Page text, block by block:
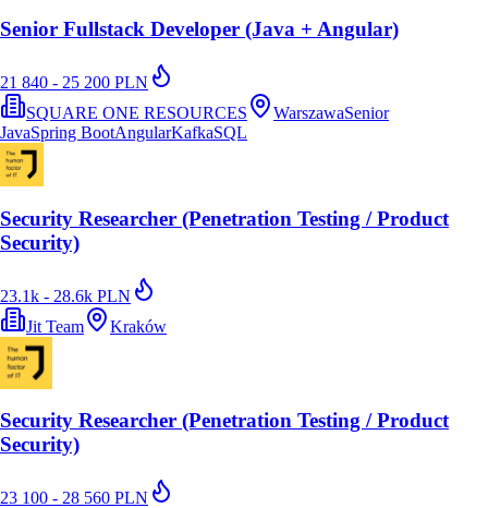
Senior Fullstack Developer (Java + Angular)
21 840 - 25 200 PLN
SQUARE ONE RESOURCES
WarszawaSenior
JavaSpring BootAngularKafkaSQL
Security Researcher (Penetration Testing / Product
Security)
23.1k - 28.6k PLN
Jit Team
Kraków
Security Researcher (Penetration Testing / Product
Security)
23 100 - 28 560 PLN